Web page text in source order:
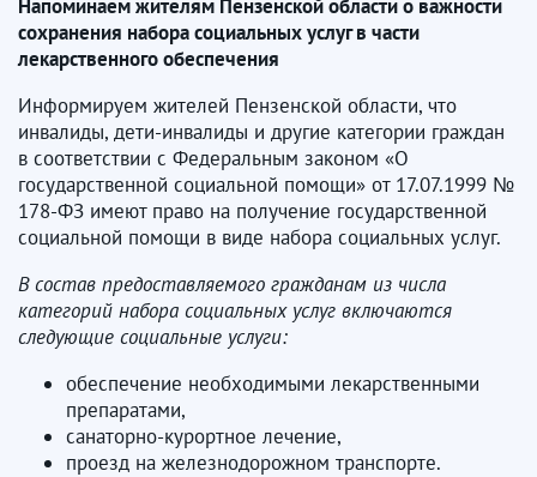
Напоминаем жителям Пензенской области о важности
сохранения набора социальных услуг в части
лекарственного обеспечения
Информируем жителей Пензенской области, что
инвалиды, дети-инвалиды и другие категории граждан
в соответствии с Федеральным законом «О
государственной социальной помощи» от 17.07.1999 №
178-ФЗ имеют право на получение государственной
социальной помощи в виде набора социальных услуг.
В состав предоставляемого гражданам из числа
категорий набора социальных услуг включаются
следующие социальные услуги:
обеспечение необходимыми лекарственными
препаратами,
санаторно-курортное лечение,
проезд на железнодорожном транспорте.